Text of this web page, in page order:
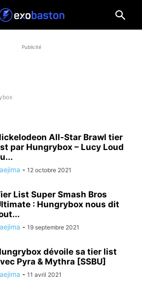
Publicité
All-Star Brawl tier
par Hungrybox – Lucy Loud
- 12 octobre 2021
List Super Smash Bros
: Hungrybox nous dit
- 19 septembre 2021
dévoile sa tier list
Pyra & Mythra [SSBU]
- 11 avril 2021